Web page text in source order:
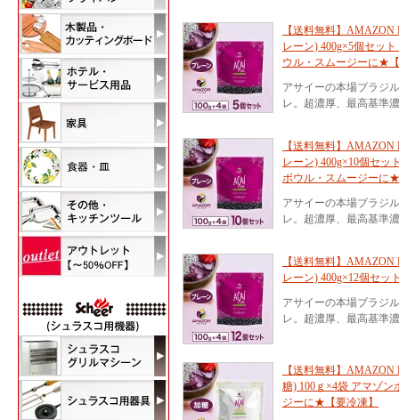
【送料無料】
レーン) 400g×5個セッ
ウル・スムージーに★
アサイーの本場ブラジ
レ。超濃厚、最高基準
【送料無料】
レーン) 400g×10個セ
ボウル・スムージーに
アサイーの本場ブラジ
レ。超濃厚、最高基準
【送料無料】
レーン) 400g×12個セッ
アサイーの本場ブラジ
レ。超濃厚、最高基準
【送料無料】
糖) 100ｇ×4袋 アマゾ
ジーに★【要冷凍】